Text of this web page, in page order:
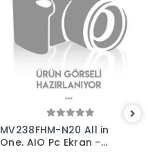
MV238FHM-N20 All in
One, AIO Pc Ekran -